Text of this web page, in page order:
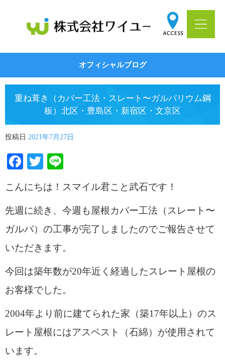
オフィシャルブログ
重ね葺き（カバー工法・スレート〜ガルバリウム鋼
板）北区・豊島区・新宿区・文京区
投稿日 2021年7月27日
Facebook
Twitter
こんにちは！スマイル君こと武石です！
先週に続き、今週も屋根カバー工法（スレート〜
ガルバ）の工事が完了しましたのでご報告させて
いただきます。
今回は築年数が20年近く経過したスレート屋根の
お客様でした。
2004年より前に建てられた家（築17年以上）のス
レート屋根にはアスベスト（石綿）が使用されて
います。